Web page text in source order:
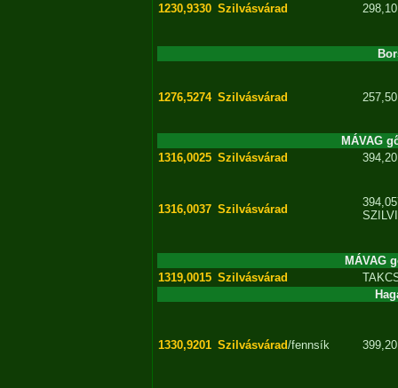
1230,9330 Szilvásvárad
1276,5274 Szilvásvárad
MÁVAG
1316,0025 Szilvásvárad
1316,0037 Szilvásvárad
SZILVI
MÁVAG
1319,0015 Szilvásvárad
1330,9201 Szilvásvárad/fennsík